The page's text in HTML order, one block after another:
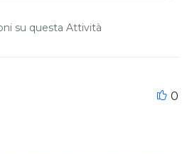
su questa Attività
0